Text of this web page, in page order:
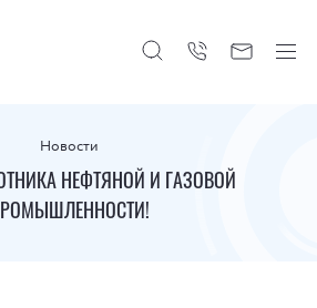
Новости
НЕФТЯНОЙ И ГАЗОВОЙ